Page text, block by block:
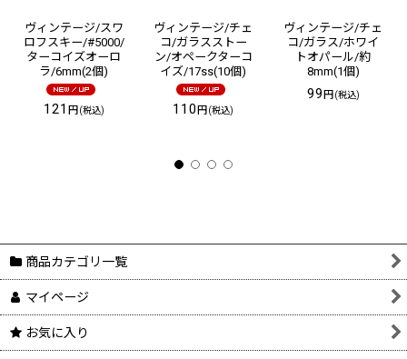
ヴィンテージ/スワ
ロフスキー/#5000/
ターコイズオーロ
ラ/6mm(2個)
121 円(税込)
ヴィンテージ/チェ
コ/ガラスストー
ン/オペークターコ
イズ/17ss(10個)
110円(税込)
ヴィンテージ/チェ
コ/ガラス/ホワイ
トオパール/約
8mm(1個)
99円(税込)
商品カテゴリ一覧
マイページ
お気に入り